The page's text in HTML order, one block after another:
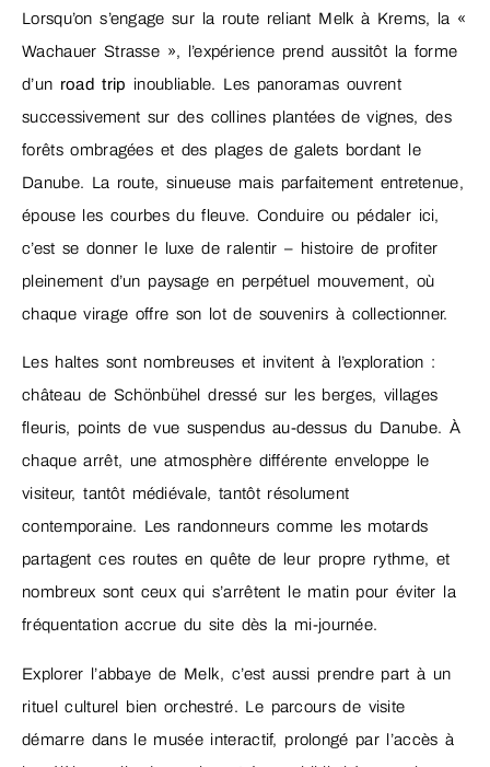
Lorsqu’on s’engage sur la route reliant Melk à Krems, la «
Wachauer Strasse », l’expérience prend aussitôt la forme
d’un road trip inoubliable. Les panoramas ouvrent
successivement sur des collines plantées de vignes, des
forêts ombragées et des plages de galets bordant le
Danube. La route, sinueuse mais parfaitement entretenue,
épouse les courbes du fleuve. Conduire ou pédaler ici,
c’est se donner le luxe de ralentir – histoire de profiter
pleinement d’un paysage en perpétuel mouvement, où
chaque virage offre son lot de souvenirs à collectionner.
Les haltes sont nombreuses et invitent à l’exploration :
château de Schönbühel dressé sur les berges, villages
fleuris, points de vue suspendus au-dessus du Danube. À
chaque arrêt, une atmosphère différente enveloppe le
visiteur, tantôt médiévale, tantôt résolument
contemporaine. Les randonneurs comme les motards
partagent ces routes en quête de leur propre rythme, et
nombreux sont ceux qui s’arrêtent le matin pour éviter la
fréquentation accrue du site dès la mi-journée.
Explorer l’abbaye de Melk, c’est aussi prendre part à un
rituel culturel bien orchestré. Le parcours de visite
démarre dans le musée interactif, prolongé par l’accès à